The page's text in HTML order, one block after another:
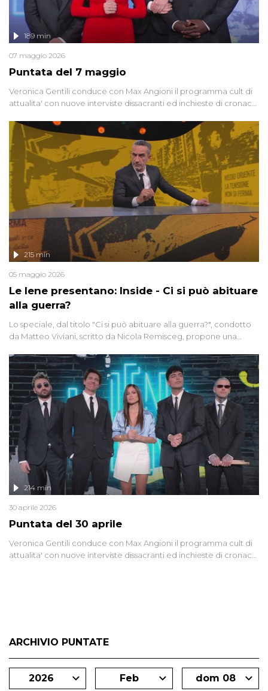
Puntata del 7 maggio
189 min
07 maggio 2026
Veronica Gentili conduce con Max Angioni il programma cult di
attualita' con nuove interviste dissacranti ed inchieste di cronaca
Le Iene presentano: Inside - Ci si può abituare
alla guerra?
215 min
05 maggio 2026
Lo speciale, dal titolo "Ci si può abituare alla guerra?", condotto
da Matteo Viviani, scritto da Nicola Remisceg, propone una
di settore - su quanto la guerra sia diventata una realtà pervasiva.
Anche se l'Italia non è direttamente coinvolta in conflitti armati, il
contesto globale rende impossibile considerarla un fenomeno
lontano.
Puntata del 30 aprile
214 min
30 aprile 2026
Veronica Gentili conduce con Max Angioni il programma cult di
attualita' con nuove interviste dissacranti ed inchieste di cronaca
ARCHIVIO PUNTATE
2026 Feb dom 08